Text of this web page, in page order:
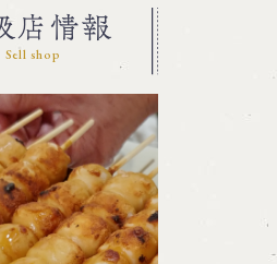
店情報
Sell shop